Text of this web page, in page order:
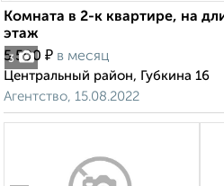
3
Комната в 2-к квартире, на
этаж
5 500 ₽ в месяц
Центральный район, Губкина 16
Агентство, 15.08.2022